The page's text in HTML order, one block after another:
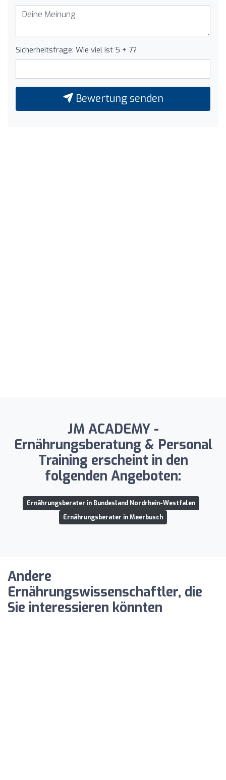
Sicherheitsfrage: Wie viel ist 5 + 7?
Bewertung senden
JM ACADEMY -
Ernährungsberatung & Personal
Training erscheint in den
folgenden Angeboten:
Ernährungsberater in Bundesland Nordrhein-Westfalen
Ernährungsberater in Meerbusch
Andere
Ernährungswissenschaftler, die
Sie interessieren könnten